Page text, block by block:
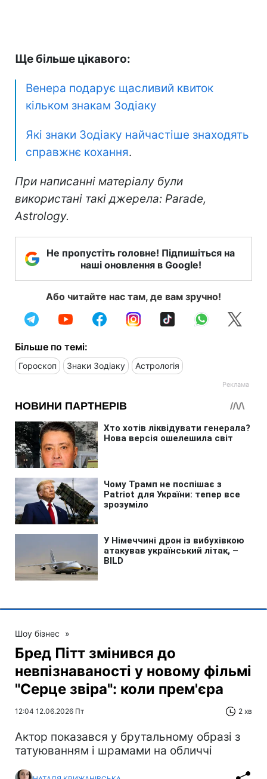
Ще більше цікавого:
Венера подарує щасливий квиток
кільком знакам Зодіаку
Які знаки Зодіаку найчастіше знаходять
справжнє кохання.
При написанні матеріалу були
використані такі джерела: Parade,
Astrology.
Не пропустіть головне! Підпишіться на
наші оновлення в Google!
Або читайте нас там, де вам зручно!
Більше по темі:
Гороскоп Знаки Зодіаку Астрологія
Шоу бізнес »
Бред Пітт змінився до
невпізнаваності у новому фільмі
"Серце звіра": коли прем'єра
12:04 12.06.2026 Пт 2 хв
Актор показався у брутальному образі з
татуюванням і шрамами на обличчі